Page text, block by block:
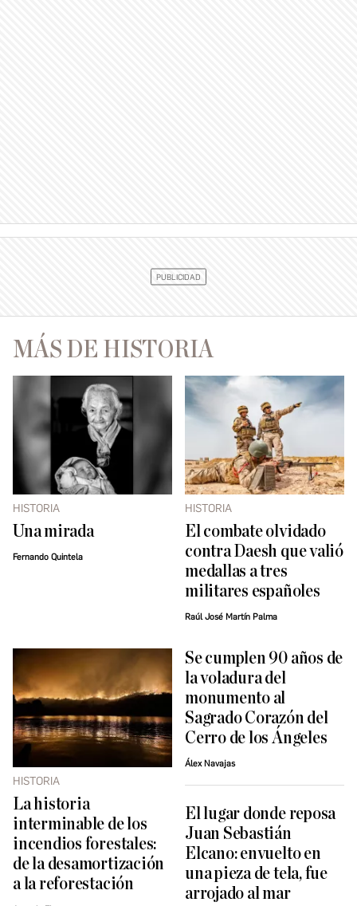
MÁS DE HISTORIA
HISTORIA
Una mirada
Fernando Quintela
HISTORIA
El combate olvidado
contra Daesh que valió
medallas a tres
militares españoles
Raúl José Martín Palma
HISTORIA
La historia
interminable de los
incendios forestales:
de la desamortización
a la reforestación
Se cumplen 90 años de
la voladura del
monumento al
Sagrado Corazón del
Cerro de los Ángeles
Álex Navajas
El lugar donde reposa
Juan Sebastián
Elcano: envuelto en
una pieza de tela, fue
arrojado al mar